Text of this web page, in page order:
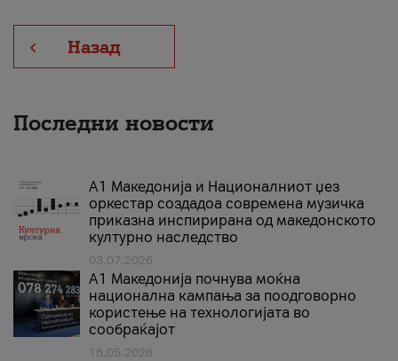
Назад
Последни новости
А1 Македонија и Националниот џез
оркестар создадоа современа музичка
приказна инспирирана од македонското
културно наследство
03.07.2026
A1 Македонија почнува моќна
национална кампања за поодговорно
користење на технологијата во
сообраќајот
18.05.2026